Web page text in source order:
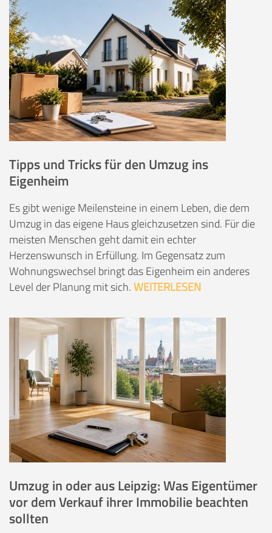
Tipps und Tricks für den Umzug ins
Eigenheim
Es gibt wenige Meilensteine in einem Leben, die dem
Umzug in das eigene Haus gleichzusetzen sind. Für die
meisten Menschen geht damit ein echter
Herzenswunsch in Erfüllung. Im Gegensatz zum
Wohnungswechsel bringt das Eigenheim ein anderes
Level der Planung mit sich.WEITERLESEN
Umzug in oder aus Leipzig: Was Eigentümer
vor dem Verkauf ihrer Immobilie beachten
sollten